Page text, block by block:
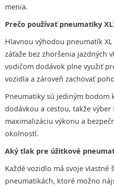
menia.
Prečo používať pneumatiky
Hlavnou výhodou pneumatík
záťaže bez zhoršenia jazdných
vodičom dodávok plne využiť
vozidla a zároveň zachovať
Pneumatiky sú jediným bodom
dodávkou a cestou, takže
maximalizáciu výkonu a
okolností.
Aký tlak pre úžitkové
Každé vozidlo má svoje vlastné
pneumatikách, ktoré možno